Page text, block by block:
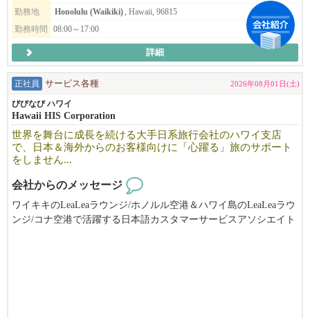
勤務地
Honolulu (Waikiki) , Hawaii, 96815
勤務時間
08:00～17:00
詳細
正社員 サービス各種 2026年08月01日(土)
びびなび ハワイ
Hawaii HIS Corporation
世界を舞台に成長を続ける大手日系旅行会社のハワイ支店
で、日本＆海外からのお客様向けに「心躍る」旅のサポート
をしません...
会社からのメッセージ
ワイキキのLeaLeaラウンジ/ホノルル空港＆ハワイ島のLeaLeaラウ
ンジ/コナ空港で活躍する日本語カスタマーサービスアソシエイト